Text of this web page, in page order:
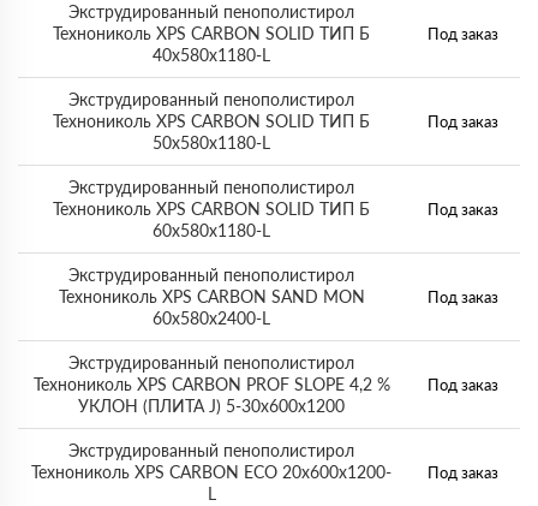
Экструдированный пенополистирол
Технониколь XPS CARBON SOLID ТИП Б
40х580х1180-L
Под заказ
Экструдированный пенополистирол
Технониколь XPS CARBON SOLID ТИП Б
50х580х1180-L
Под заказ
Экструдированный пенополистирол
Технониколь XPS CARBON SOLID ТИП Б
60х580х1180-L
Под заказ
Экструдированный пенополистирол
Технониколь XPS CARBON SAND MON
60х580х2400-L
Под заказ
Экструдированный пенополистирол
Технониколь XPS CARBON PROF SLOPE 4,2 %
УКЛОН (ПЛИТА J) 5-30х600х1200
Под заказ
Экструдированный пенополистирол
Технониколь XPS CARBON ECO 20х600х1200-
L
Под заказ